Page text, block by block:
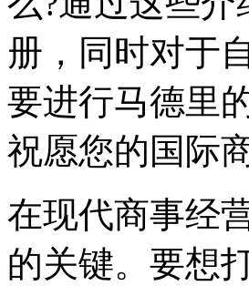
册，同时对于
要进行马德里
祝愿您的国际
在现代商事经
的关键。要想